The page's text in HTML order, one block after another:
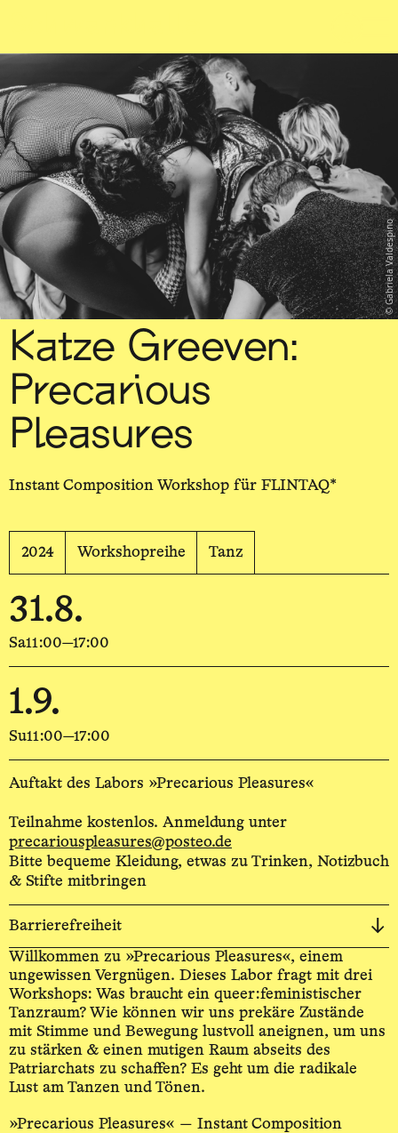
Gabriela Valdespino
Katze Greeven:
Precarious
Pleasures
Instant Composition Workshop ­für FLINTAQ*
2024 Workshopreihe Tanz
31.8.
Sa11:00—17:00
1.9.
Su11:00—17:00
Auftakt des Labors »Precarious Pleasures«
Teilnahme kostenlos. Anmeldung unter
precariouspleasures@posteo.de
Bitte bequeme Kleidung, etwas zu Trinken, Notizbuch
& Stifte mitbringen
Barrierefreiheit
Willkommen zu »Precarious Pleasures«, einem
ungewissen Vergnügen. Dieses Labor fragt mit drei
Workshops: Was braucht ein queer:feministischer
Tanz­raum? Wie können wir uns prekäre Zustände
mit Stimme und Bewegung lustvoll aneignen, um uns
zu stärken & einen mutigen Raum abseits des
Patriarchats zu schaffen? Es geht um die radikale
Lust am Tanzen und Tönen.
»Precarious Pleasures« — Instant Composition